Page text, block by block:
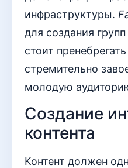
инфраструктуры.
для создания
стоит
стремительно
молодую
Создание
контента
Контент должен